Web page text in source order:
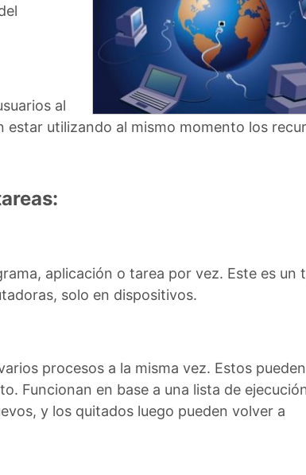
al
estar utilizando al mismo momento los
aplicación o tarea por vez. Este es un
solo en dispositivos.
procesos a la misma vez. Estos pueden
Funcionan en base a una lista de
y los quitados luego pueden volver a